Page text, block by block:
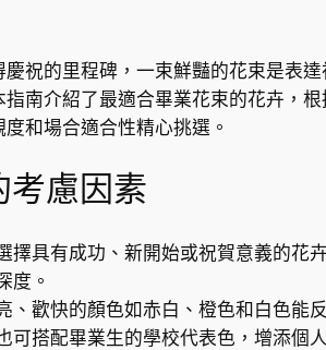
祝的里程碑，一束鮮豔的花束是表達
指南介紹了最適合畢業花束的花卉，根
和場合適合性精心挑選。
考慮因素
擇具有成功、新開始或祝賀意義的花
度。
、歡快的顏色如赤白、橙色和白色能
可搭配畢業生的學校代表色，增添個